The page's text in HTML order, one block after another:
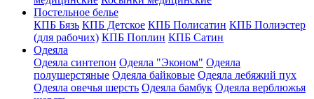
Постельное белье
КПБ Бязь КПБ Детское КПБ Полисатин КПБ Полиэстер
(для рабочих) КПБ Поплин КПБ Сатин
Одеяла
Одеяла синтепон Одеяла "Эконом" Одеяла
полушерстяные Одеяла байковые Одеяла лебяжий пух
Одеяла овечья шерсть Одеяла бамбук Одеяла верблюжья